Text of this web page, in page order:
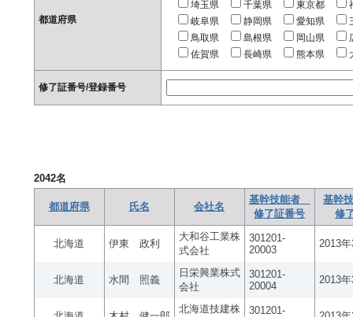
都道府県
埼玉県
千葉県 東京都
岐阜県
静岡県 愛知県
鳥取県
島根県 岡山県
佐賀県
長崎県 熊本県
修了証番号/登録番号
2042名
都道府県 氏名 会社名
基幹技能者
修了証番号
基幹
修
北海道 伊東 政利
大和谷工業株
式会社
301201-
20003
2013
北海道 水間 照義
日栄興業株式
会社
301201-
20004
2013
北海道技建株
301201-